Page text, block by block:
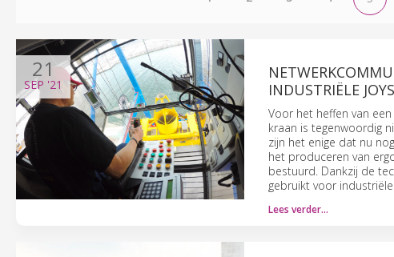
21
SEP '21
INDUSTRIËLE
Voor het heffen van
kraan is tegenwoordig
zijn het enige dat nu
het produceren van
bestuurd. Dankzij de
gebruikt voor
Lees verder…